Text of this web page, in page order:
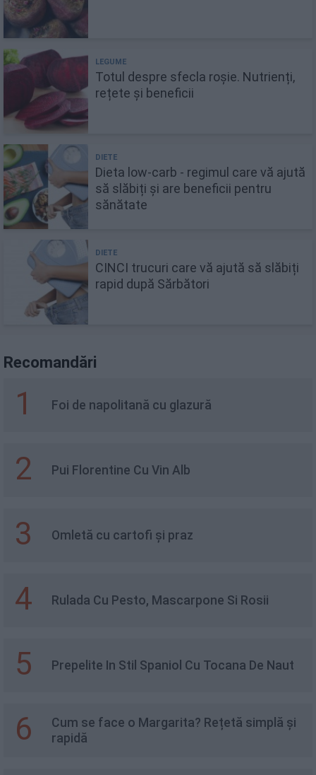
Totul despre sfecla roșie. Nutrienți,
rețete și beneficii
Dieta low-carb - regimul care vă ajută
să slăbiți și are beneficii pentru
sănătate
CINCI trucuri care vă ajută să slăbiți
rapid după Sărbători
Recomandări
1 Foi de napolitană cu glazură
2 Pui Florentine Cu Vin Alb
3 Omletă cu cartofi și praz
4 Rulada Cu Pesto, Mascarpone Si Rosii
5 Prepelite In Stil Spaniol Cu Tocana De Naut
6
Cum se face o Margarita? Rețetă simplă și
rapidă